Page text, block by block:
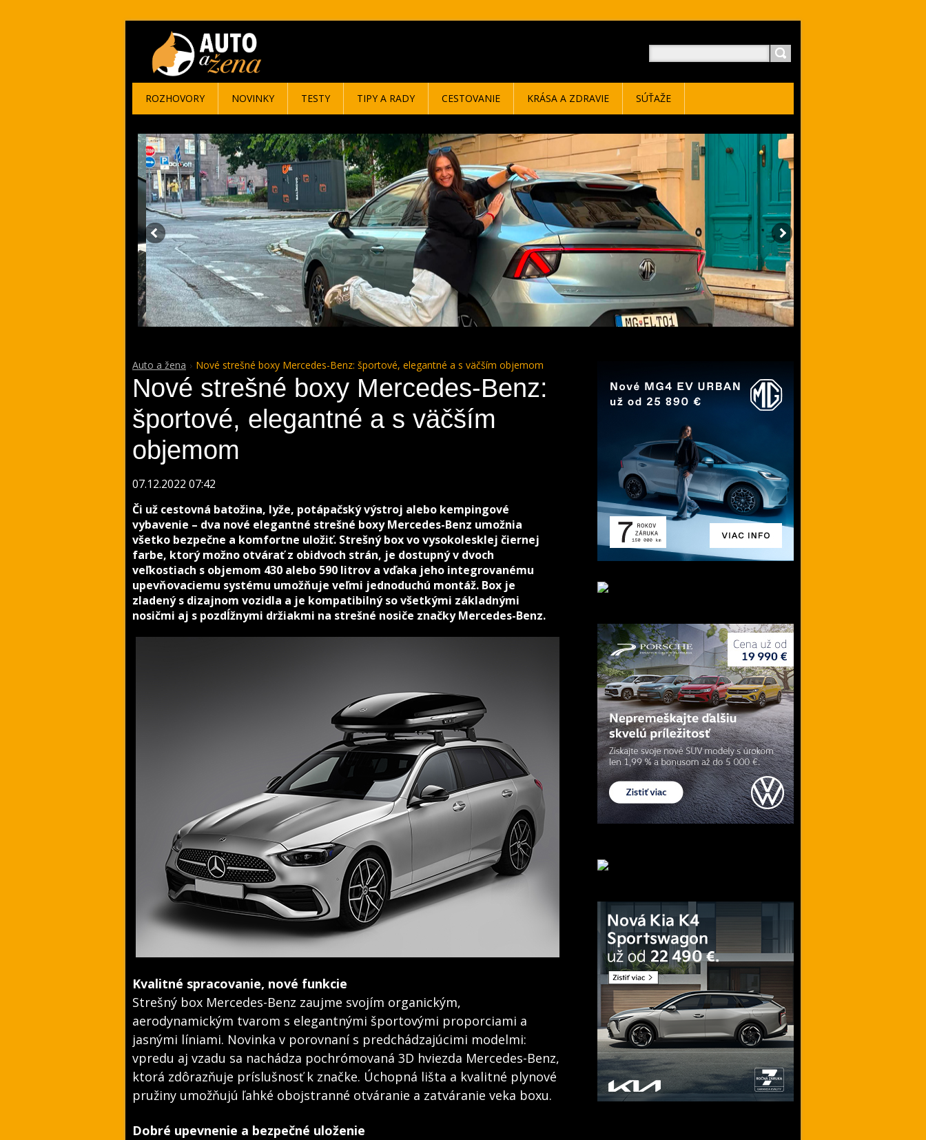
Auto a žena Nové strešné boxy Mercedes-Benz: športové, elegantné a s väčším objemom
Nové strešné boxy Mercedes-Benz:
športové, elegantné a s väčším
objemom
07.12.2022 07:42
Či už cestovná batožina, lyže, potápačský výstroj alebo kempingové
vybavenie – dva nové elegantné strešné boxy Mercedes-Benz umožnia
všetko bezpečne a komfortne uložiť. Strešný box vo vysokolesklej čiernej
farbe, ktorý možno otvárať z obidvoch strán, je dostupný v dvoch
veľkostiach s objemom 430 alebo 590 litrov a vďaka jeho integrovanému
upevňovaciemu systému umožňuje veľmi jednoduchú montáž. Box je
zladený s dizajnom vozidla a je kompatibilný so všetkými základnými
nosičmi aj s pozdĺžnymi držiakmi na strešné nosiče značky Mercedes-Benz.
Kvalitné spracovanie, nové funkcie
Strešný box Mercedes-Benz zaujme svojím organickým,
aerodynamickým tvarom s elegantnými športovými proporciami a
jasnými líniami. Novinka v porovnaní s predchádzajúcimi modelmi:
vpredu aj vzadu sa nachádza pochrómovaná 3D hviezda Mercedes-Benz,
ktorá zdôrazňuje príslušnosť k značke. Úchopná lišta a kvalitné plynové
pružiny umožňujú ľahké obojstranné otváranie a zatváranie veka boxu.
Dobré upevnenie a bezpečné uloženie
ROZHOVORY NOVINKY TESTY TIPY A RADY CESTOVANIE KRÁSA A ZDRAVIE SÚŤAŽE